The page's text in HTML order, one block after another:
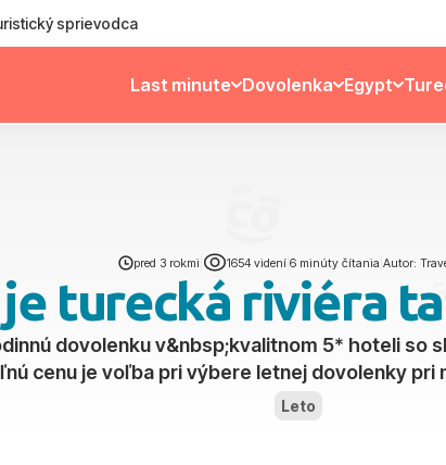
sprievodca
Last minute Dovolenka Egypt
pred 3 rokmi 1654 videní| 6 minúty čítania Autor:
turecká riviéra
dovolenku v&nbsp;kvalitnom 5* hoteli so
cenu je voľba pri výbere letnej dovolenky pri
Leto